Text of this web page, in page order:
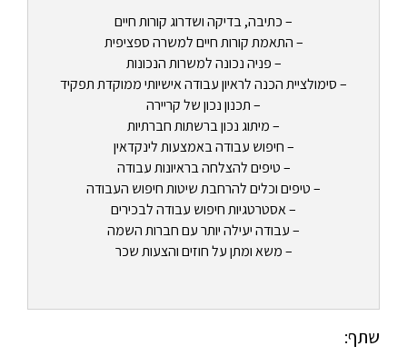
– כתיבה, בדיקה ושדרוג קורות חיים
– התאמת קורות חיים למשרה ספציפית
– פניה נכונה למשרות הנכונות
– סימולציית הכנה לראיון עבודה אישיותי ממוקדת תפקיד
– תכנון נכון של קריירה
– מיתוג נכון ברשתות חברתיות
– חיפוש עבודה באמצעות לינקדאין
– טיפים להצלחה בראיונות עבודה
– טיפים וכלים להרחבת שיטות חיפוש העבודה
– אסטרטגיות חיפוש עבודה לבכירים
– עבודה יעילה יותר עם חברות השמה
– משא ומתן על חוזים והצעות שכר
שתף: